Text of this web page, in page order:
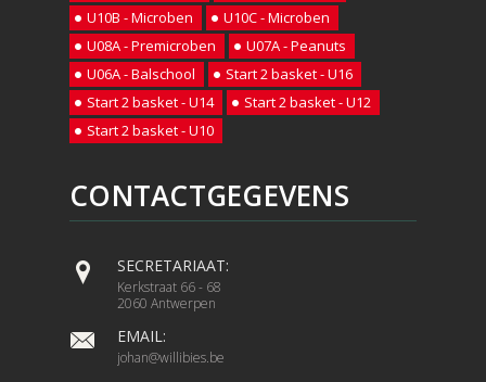
U10B - Microben
U10C - Microben
U08A - Premicroben
U07A - Peanuts
U06A - Balschool
Start 2 basket - U16
Start 2 basket - U14
Start 2 basket - U12
Start 2 basket - U10
CONTACTGEGEVENS
SECRETARIAAT:
Kerkstraat 66 - 68
2060 Antwerpen
EMAIL:
johan@willibies.be